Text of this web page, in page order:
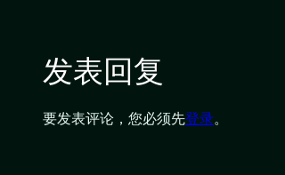
发表回复
要发表评论，您必须先登录。